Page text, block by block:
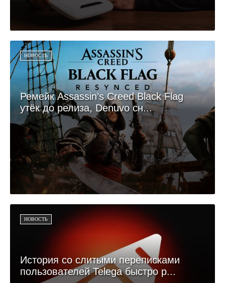
НОВОСТЬ
Ремейк Assassin’s Creed Black Flag
утёк до релиза, Denuvo сн...
НОВОСТЬ
История со слитыми переписками
пользователей Telega быстро р...